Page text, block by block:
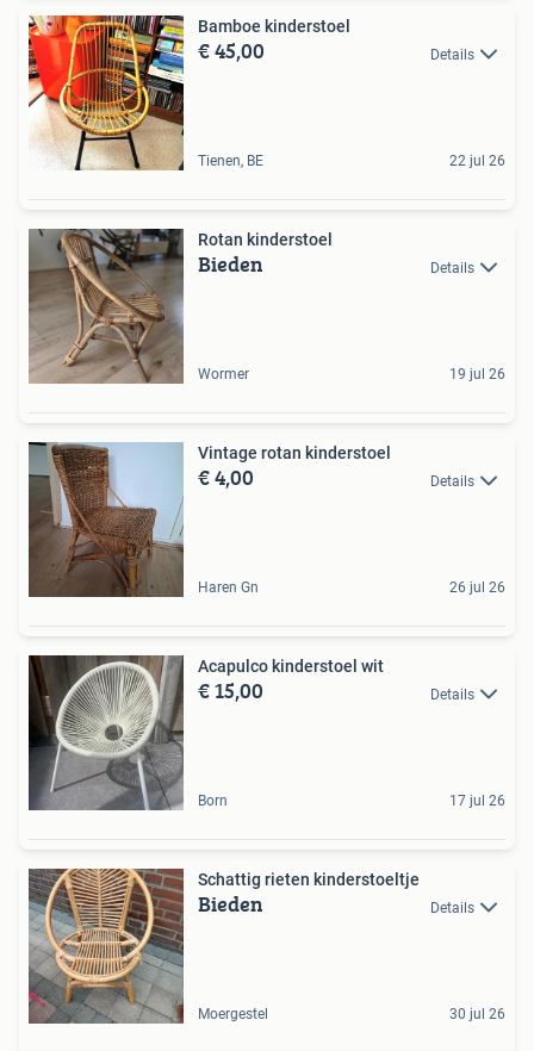
Bamboe kinderstoel
€ 45,00 Details
Tienen, BE 22 jul 26
Rotan kinderstoel
Bieden Details
Wormer 19 jul 26
Vintage rotan kinderstoel
€ 4,00 Details
Haren Gn 26 jul 26
Acapulco kinderstoel wit
€ 15,00 Details
Born 17 jul 26
Schattig rieten kinderstoeltje
Bieden Details
Moergestel 30 jul 26